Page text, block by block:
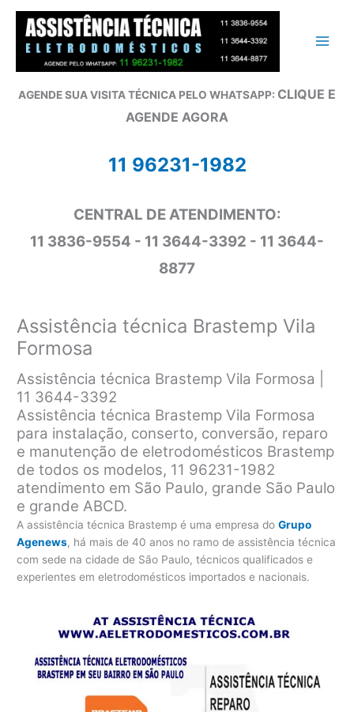
conteúdo
AGENDE SUA VISITA TÉCNICA PELO WHATSAPP: CLIQUE E
AGENDE AGORA
11 96231-1982
CENTRAL DE ATENDIMENTO:
11 3836-9554 - 11 3644-3392 - 11 3644-
8877
Assistência técnica Brastemp Vila
Formosa
Assistência técnica Brastemp Vila Formosa |
11 3644-3392
Assistência técnica Brastemp Vila Formosa
para instalação, conserto, conversão, reparo
e manutenção de eletrodomésticos Brastemp
de todos os modelos, 11 96231-1982
atendimento em São Paulo, grande São Paulo
e grande ABCD.
A assistência técnica Brastemp é uma empresa doGrupo
Agenews, há mais de 40 anos no ramo de assistência técnica
com sede na cidade de São Paulo, técnicos qualificados e
experientes em eletrodomésticos importados e nacionais.